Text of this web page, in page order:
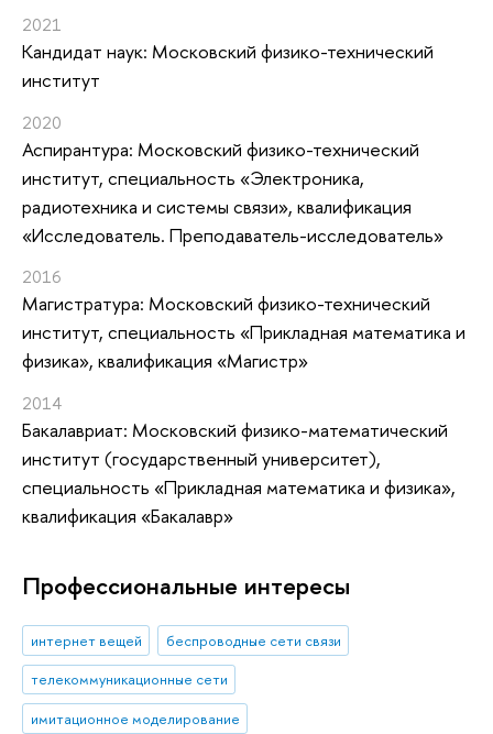
2021
Кандидат наук: Московский физико-технический
институт
2020
Аспирантура: Московский физико-технический
институт, специальность «Электроника,
радиотехника и системы связи», квалификация
«Исследователь. Преподаватель-исследователь»
2016
Магистратура: Московский физико-технический
институт, специальность «Прикладная математика и
физика», квалификация «Магистр»
2014
Бакалавриат: Московский физико-математический
институт (государственный университет),
специальность «Прикладная математика и физика»,
квалификация «Бакалавр»
Профессиональные интересы
интернет вещей
беспроводные сети связи
телекоммуникационные сети
имитационное моделирование